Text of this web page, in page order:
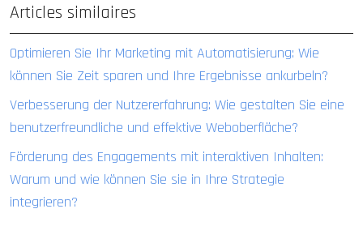
Articles similaires
Optimieren Sie Ihr Marketing mit Automatisierung: Wie
können Sie Zeit sparen und Ihre Ergebnisse ankurbeln?
Verbesserung der Nutzererfahrung: Wie gestalten Sie eine
benutzerfreundliche und effektive Weboberfläche?
Förderung des Engagements mit interaktiven Inhalten:
Warum und wie können Sie sie in Ihre Strategie
integrieren?